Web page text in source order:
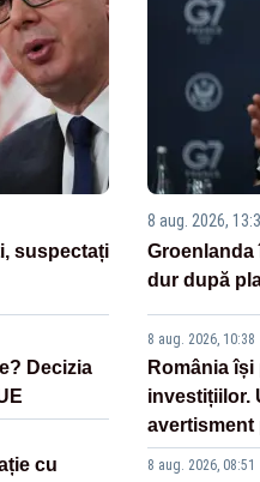
suspectați
Decizia
cu
8 aug. 2026,
Groenlanda
dur după
8 aug. 2026, 10:38
România
investițiilor.
8 aug. 2026, 08:51